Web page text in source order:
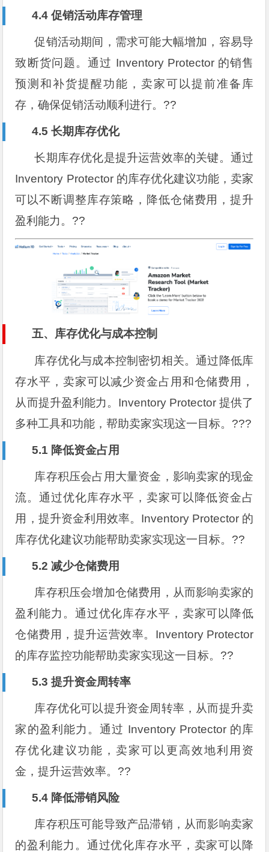
4.4 促销活动库存管理
促销活动期间，需求可能大幅增加，容易导
致断货问题。通过 Inventory Protector 的销售
预测和补货提醒功能，卖家可以提前准备库
存，确保促销活动顺利进行。??
4.5 长期库存优化
长期库存优化是提升运营效率的关键。通过
Inventory Protector 的库存优化建议功能，卖家
可以不断调整库存策略，降低仓储费用，提升
盈利能力。??
五、库存优化与成本控制
库存优化与成本控制密切相关。通过降低库
存水平，卖家可以减少资金占用和仓储费用，
从而提升盈利能力。Inventory Protector 提供了
多种工具和功能，帮助卖家实现这一目标。???
5.1 降低资金占用
库存积压会占用大量资金，影响卖家的现金
流。通过优化库存水平，卖家可以降低资金占
用，提升资金利用效率。Inventory Protector 的
库存优化建议功能帮助卖家实现这一目标。??
5.2 减少仓储费用
库存积压会增加仓储费用，从而影响卖家的
盈利能力。通过优化库存水平，卖家可以降低
仓储费用，提升运营效率。Inventory Protector
的库存监控功能帮助卖家实现这一目标。??
5.3 提升资金周转率
库存优化可以提升资金周转率，从而提升卖
家的盈利能力。通过 Inventory Protector 的库
存优化建议功能，卖家可以更高效地利用资
金，提升运营效率。??
5.4 降低滞销风险
库存积压可能导致产品滞销，从而影响卖家
的盈利能力。通过优化库存水平，卖家可以降